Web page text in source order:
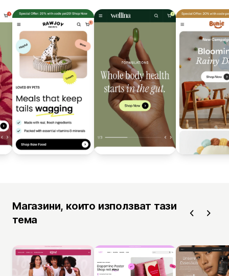
Магазини, които използват тази
тема